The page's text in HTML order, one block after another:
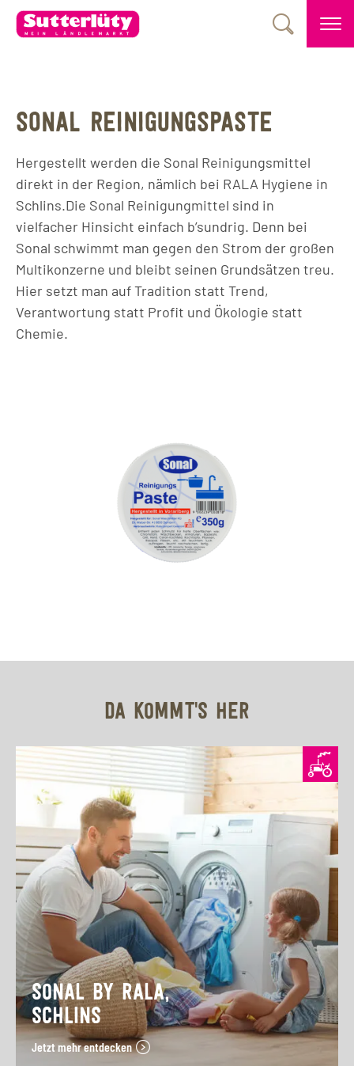
SONAL REINIGUNGSPASTE
Hergestellt werden die Sonal Reinigungsmittel
direkt in der Region, nämlich bei RALA Hygiene in
Schlins.Die Sonal Reinigungmittel sind in
vielfacher Hinsicht einfach b’sundrig. Denn bei
Sonal schwimmt man gegen den Strom der großen
Multikonzerne und bleibt seinen Grundsätzen treu.
Hier setzt man auf Tradition statt Trend,
Verantwortung statt Profit und Ökologie statt
Chemie.
DA KOMMT'S HER
SONAL BY RALA,
SCHLINS
Jetzt mehr entdecken